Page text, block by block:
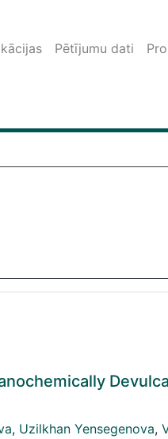
Pētījumu dati
, Uzilkhan Yensegenova,